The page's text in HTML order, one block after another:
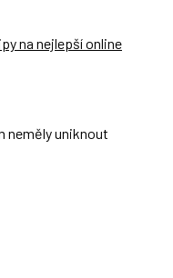
na nejlepší online
neměly uniknout